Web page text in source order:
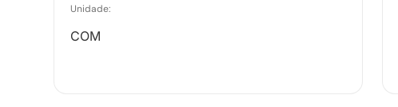
Unidade:
COM